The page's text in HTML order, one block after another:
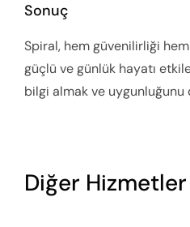
Sonuç
Spiral, hem güvenilirliği
güçlü ve günlük hayatı
bilgi almak ve
Diğer Hizmetler